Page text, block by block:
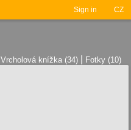
Sign in CZ
Vrcholová knížka (34) Fotky (10)